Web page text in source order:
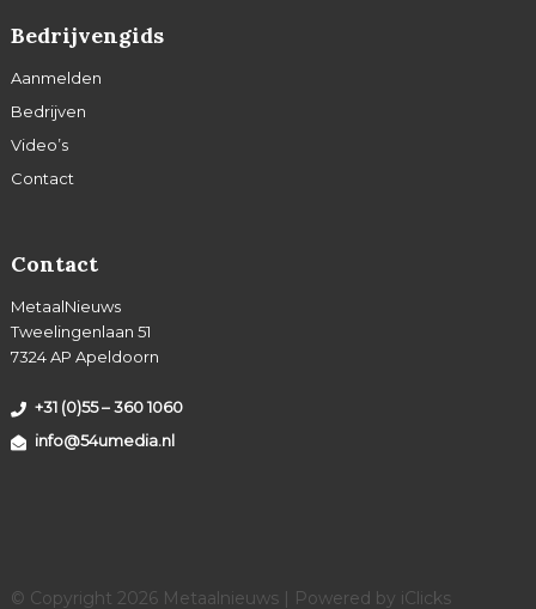
Bedrijvengids
Aanmelden
Bedrijven
Video’s
Contact
Contact
MetaalNieuws
Tweelingenlaan 51
7324 AP Apeldoorn
+31 (0)55 – 360 1060
info@54umedia.nl
© Copyright 2026 Metaalnieuws | Powered by iClicks